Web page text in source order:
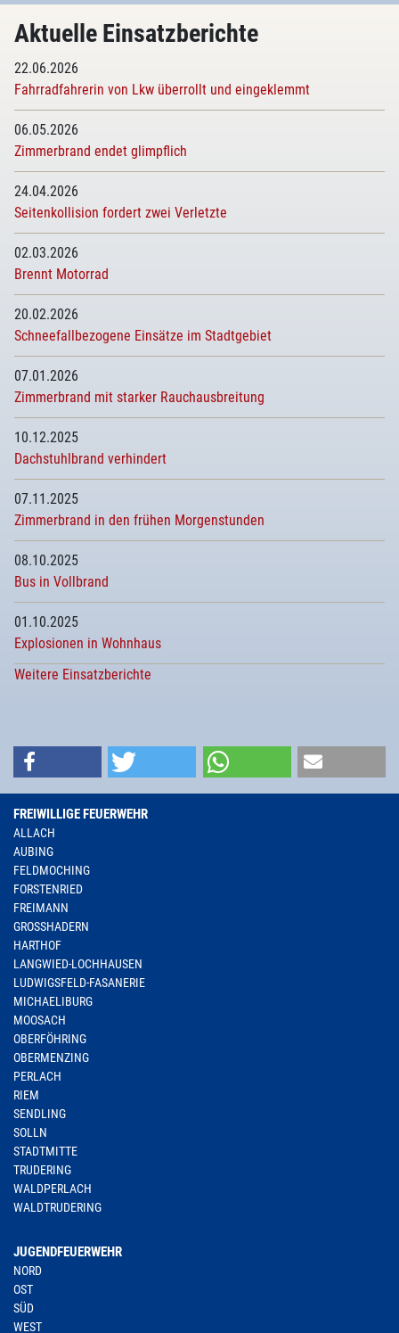
Aktuelle Einsatzberichte
22.06.2026
Fahrradfahrerin von Lkw überrollt und eingeklemmt
06.05.2026
Zimmerbrand endet glimpflich
24.04.2026
Seitenkollision fordert zwei Verletzte
02.03.2026
Brennt Motorrad
20.02.2026
Schneefallbezogene Einsätze im Stadtgebiet
07.01.2026
Zimmerbrand mit starker Rauchausbreitung
10.12.2025
Dachstuhlbrand verhindert
07.11.2025
Zimmerbrand in den frühen Morgenstunden
08.10.2025
Bus in Vollbrand
01.10.2025
Explosionen in Wohnhaus
Weitere Einsatzberichte
FREIWILLIGE FEUERWEHR
ALLACH
AUBING
FELDMOCHING
FORSTENRIED
FREIMANN
GROSSHADERN
HARTHOF
LANGWIED-LOCHHAUSEN
LUDWIGSFELD-FASANERIE
MICHAELIBURG
MOOSACH
OBERFÖHRING
OBERMENZING
PERLACH
RIEM
SENDLING
SOLLN
STADTMITTE
TRUDERING
WALDPERLACH
WALDTRUDERING
JUGENDFEUERWEHR
NORD
OST
SÜD
WEST